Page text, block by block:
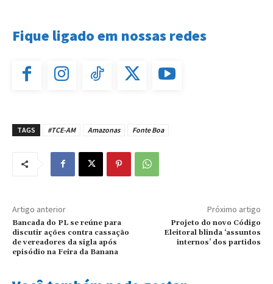
Fique ligado em nossas redes
TAGS #TCE-AM Amazonas Fonte Boa
Artigo anterior
Bancada do PL se reúne para
discutir ações contra cassação
de vereadores da sigla após
episódio na Feira da Banana
Próximo artigo
Projeto do novo Código
Eleitoral blinda ‘assuntos
internos’ dos partidos